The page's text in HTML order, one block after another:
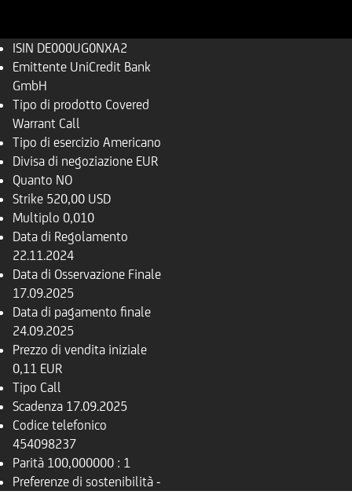
ISIN DE000UG0NXA2
Emittente UniCredit Bank
GmbH
Tipo di prodotto Covered
Warrant Call
Tipo di esercizio Americano
Divisa di negoziazione EUR
Quanto NO
Strike 520,00 USD
Multiplo 0,010
Data di Regolamento
22.11.2024
Data di Osservazione Finale
17.09.2025
Data di pagamento finale
24.09.2025
Prezzo di vendita iniziale
0,11 EUR
Tipo Call
Scadenza 17.09.2025
Codice telefonico
454098237
Parità 100,000000 : 1
Preferenze di sostenibilità -